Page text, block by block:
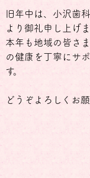
旧年中は、小沢歯
より御
本年も地域の皆さ
の健康を丁寧にサ
どうぞよろしくお願